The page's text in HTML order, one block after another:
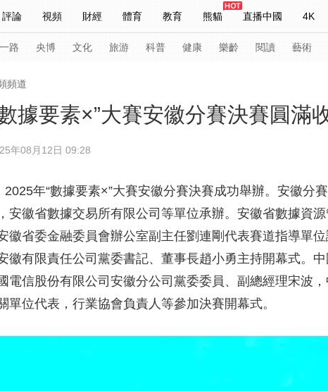
評論 視頻 財經 體育 教育 熊貓 直播中國 4K
導人 央視快評 習式妙語 熱解讀 天天學習
聽音 微視頻 主持人 下載央視影音
Монгол
路 央博 文化 旅游 科普 健康 樂齡 閱讀 藝術
熱解讀 天天學習 習式妙語 央視快評 央視網評 光華
播 直播中國 熊貓頻道 VR/AR 4K專區 全景新聞
看 藍海中國 新兵請入列 人生第一次 人生第二次
年世界盃 2026年冬奧會 CBA NBA 中超 國足
道 生活體育大會 體育江湖 文化體育 冰雪道路
生態環境 一帶一路 央博 非遺 文化 旅游 科普
頻道
據要素×”大賽安徽分賽決賽圓滿
年08月12日 09:28
2025年“數據要素×”大賽安徽分賽決賽成功舉辦。安徽分
安徽省數據交易所有限公司等單位承辦。安徽省數據資
徽省委金融委員會辦公室副主任劉連剛代表賽道指導單
徽有限責任公司黨委書記、董事長趙小勇主持開幕式。
電信股份有限公司安徽分公司黨委委員、副總經理宋波
單位代表，行業協會負責人等參加決賽開幕式。